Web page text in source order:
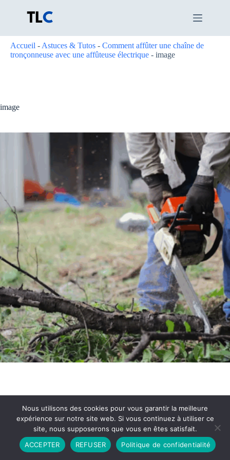
Accueil - Astuces & Tutos - Comment affûter une chaîne de
tronçonneuse avec une affûteuse électrique - image
image
Partenariat Contact
Politique de Confidentialité
CGU
Copyright © 2026 - Propulsé par DIEUDUDIABLE
Nous utilisons des cookies pour vous garantir la meilleure
expérience sur notre site web. Si vous continuez à utiliser ce
site, nous supposerons que vous en êtes satisfait.
ACCEPTER
REFUSER Politique de confidentialité